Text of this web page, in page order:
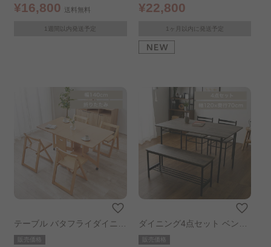
¥16,800 送料無料
1週間以内発送予定
¥22,800
1ヶ月以内に発送予定
テーブル バタフライダイニン
グ 5点セット ナチュラル
販売価格
ダイニング4点セット ベンチ
＆チェア ブラウン
販売価格